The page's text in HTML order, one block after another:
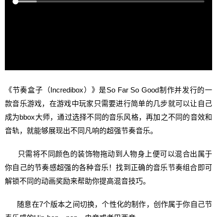
《节奏盒子（Incredibox）》是So Far So Good制作并发行的一
款音乐游戏，在游戏中玩家只需要进行简单的几步就可以让自己
成为bbox大师，通过选择不同的音乐风格，再加之不同的音效和
音轨，就能够展现出不同凡响的超强节奏音乐。
只需将不同颜色的装饰物拖动到人物身上便可以混合出属于
你自己的节奏感超强的各种音乐！找到正确的音乐节奏组合即可
解锁不同的动画奖励来帮助你提高混音技巧。
随意在7个版本之间切换，个性化的制作，创作属于你自己节